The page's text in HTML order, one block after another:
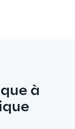
à